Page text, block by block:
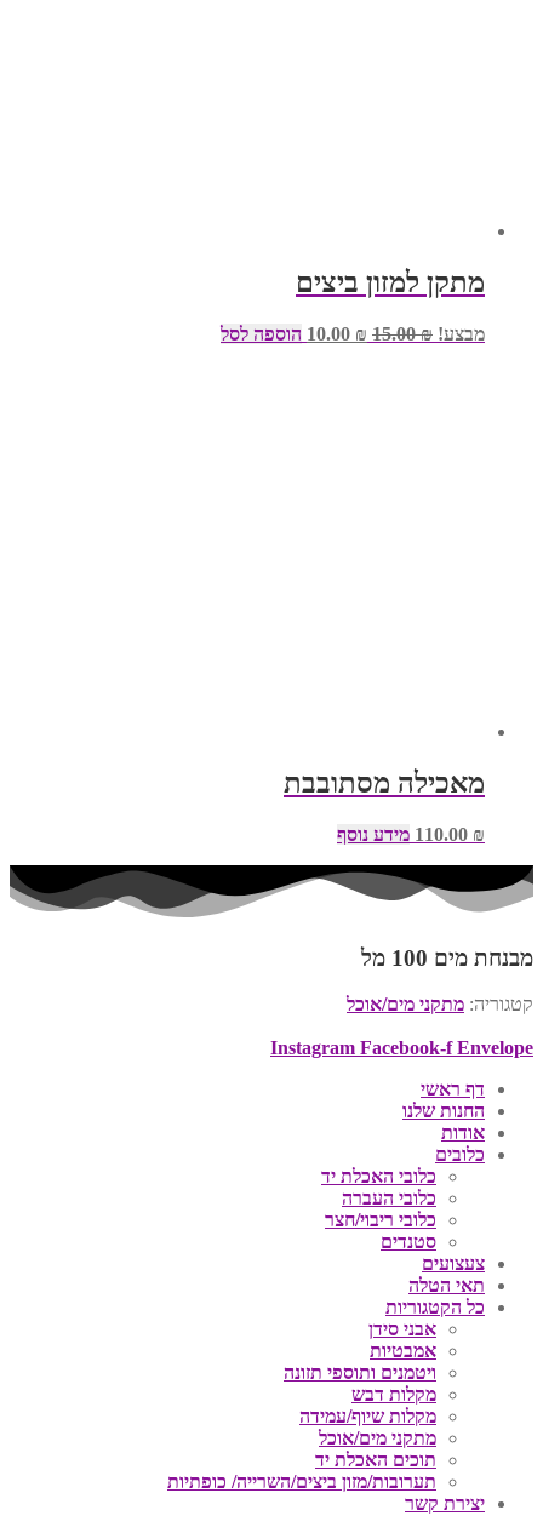
מתקן למזון ביצים
מבצע! ₪
15.00
המחיר
₪
המחיר
הוספה לסל
מאכילה מסתובבת
₪ מידע נוסף
מבנחת מים 100 מל
קטגוריה: מתקני מים/אוכל
Instagram Facebook-f Envelope
דף ראשי
החנות שלנו
אודות
כלובים
כלובי האכלת יד
כלובי העברה
כלובי ריבוי/חצר
סטנדים
צעצועים
תאי הטלה
כל הקטגוריות
אבני סידן
אמבטיות
ויטמנים ותוספי תזונה
מקלות דבש
מקלות שיוף/עמידה
מתקני מים/אוכל
תוכים האכלת יד
תערובות/מזון ביצים/השרייה/ כופתיות
יצירת קשר